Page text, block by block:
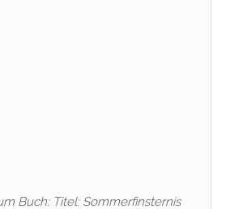
Buch: Titel: Sommerfinsternis